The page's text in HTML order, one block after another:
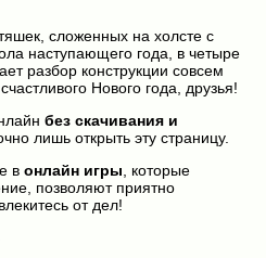
сложенных на холсте с
наступающего года, в четыре
разбор конструкции совсем
Нового года, друзья!
без скачивания и
лишь открыть эту страницу.
в онлайн игры, которые
позволяют приятно
от дел!